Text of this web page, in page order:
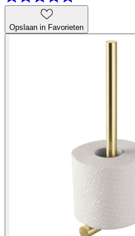
Opslaan in Favorieten